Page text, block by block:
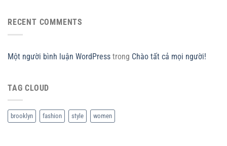
RECENT COMMENTS
Một người bình luận WordPress trong Chào tất cả mọi người!
TAG CLOUD
brooklyn fashion style women